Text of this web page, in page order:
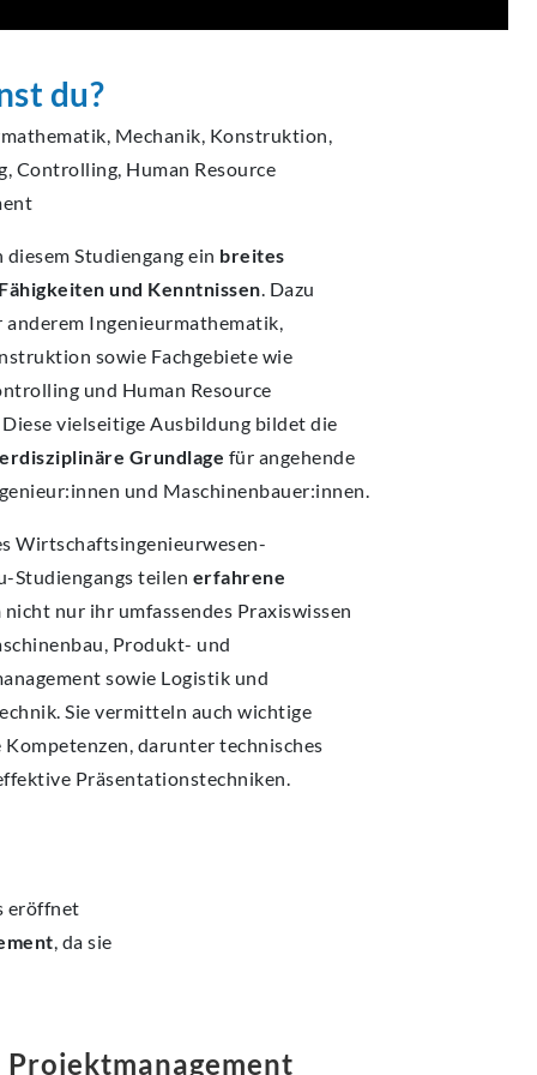
du?
Mechanik, Konstruktion,
Controlling, Human Resource
Studiengang ein breites
und Kenntnissen. Dazu
anderem Ingenieurmathematik,
sowie Fachgebiete wie
und Human Resource
vielseitige Ausbildung bildet die
Grundlage für angehende
und Maschinenbauer:innen.
Wirtschaftsingenieurwesen-
Studiengangs teilen erfahrene
nicht nur ihr umfassendes Praxiswissen
Produkt- und
sowie Logistik und
Sie vermitteln auch wichtige
darunter technisches
Präsentationstechniken.
eröffnet
, da sie